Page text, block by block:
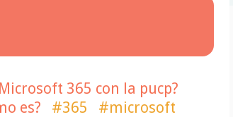
365 con la pucp?
es?
#365
#microsoft